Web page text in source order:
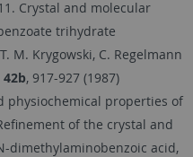
Crystal and molecular
trihydrate
M. Krygowski, C. Regelmann
42b, 917-927 (1987)
physiochemical properties of
of the crystal and
dimethylaminobenzoic acid,